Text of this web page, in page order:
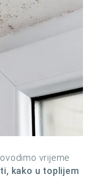
vrijeme
kako u toplijem